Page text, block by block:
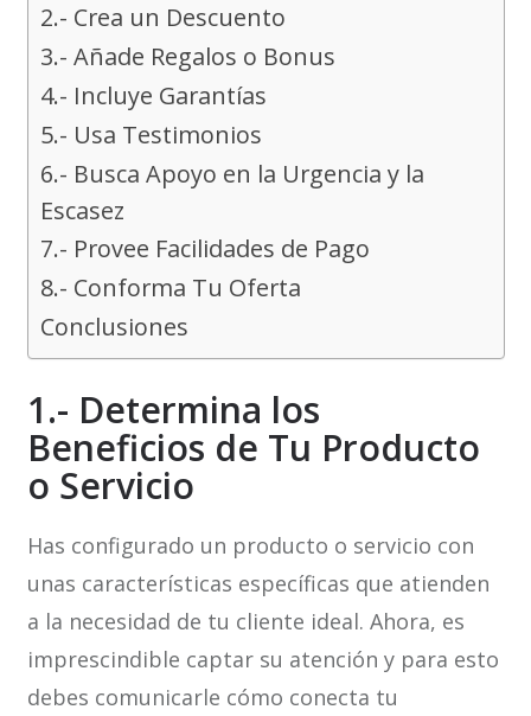
2.- Crea un Descuento
3.- Añade Regalos o Bonus
4.- Incluye Garantías
5.- Usa Testimonios
6.- Busca Apoyo en la Urgencia y la
Escasez
7.- Provee Facilidades de Pago
8.- Conforma Tu Oferta
Conclusiones
1.- Determina los
Beneficios de Tu Producto
o Servicio
Has configurado un producto o servicio con
unas características específicas que atienden
a la necesidad de tu cliente ideal. Ahora, es
imprescindible captar su atención y para esto
debes comunicarle cómo conecta tu